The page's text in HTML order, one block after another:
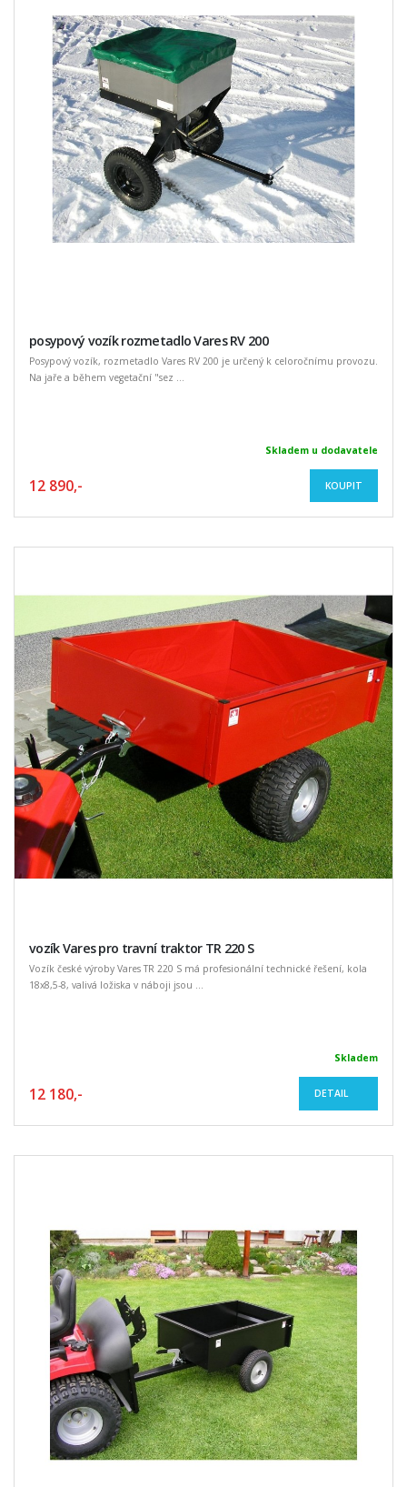
posypový vozík rozmetadlo Vares RV 200
Posypový vozík, rozmetadlo Vares RV 200 je určený k celoročnímu provozu.
Na jaře a během vegetační "sez ...
Skladem u dodavatele
12 890,- KOUPIT
vozík Vares pro travní traktor TR 220 S
Vozík české výroby Vares TR 220 S má profesionální technické řešení, kola
18x8,5-8, valivá ložiska v náboji jsou ...
Skladem
12 180,- DETAIL